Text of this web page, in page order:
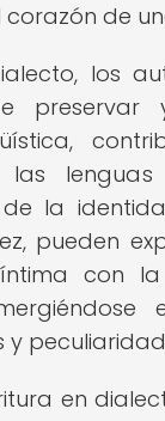
de
los
preservar
las
la
pueden
con
y
en